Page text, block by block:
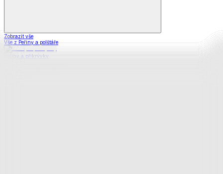
Zobrazit vše
Vše z Peřiny a polštáře
Peřiny a přikrývky